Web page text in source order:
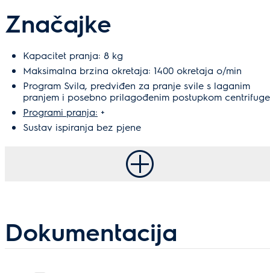
Značajke
Kapacitet pranja: 8 kg
Maksimalna brzina okretaja: 1400 okretaja o/min
Program Svila, predviđen za pranje svile s laganim
pranjem i posebno prilagođenim postupkom centrifuge
Programi pranja: +
Sustav ispiranja bez pjene
Dokumentacija